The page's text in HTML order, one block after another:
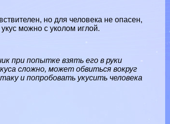
но для человека не опасен,
можно с уколом иглой.
при попытке взять его в руки
сложно, может обвиться вокруг
и попробовать укусить человека